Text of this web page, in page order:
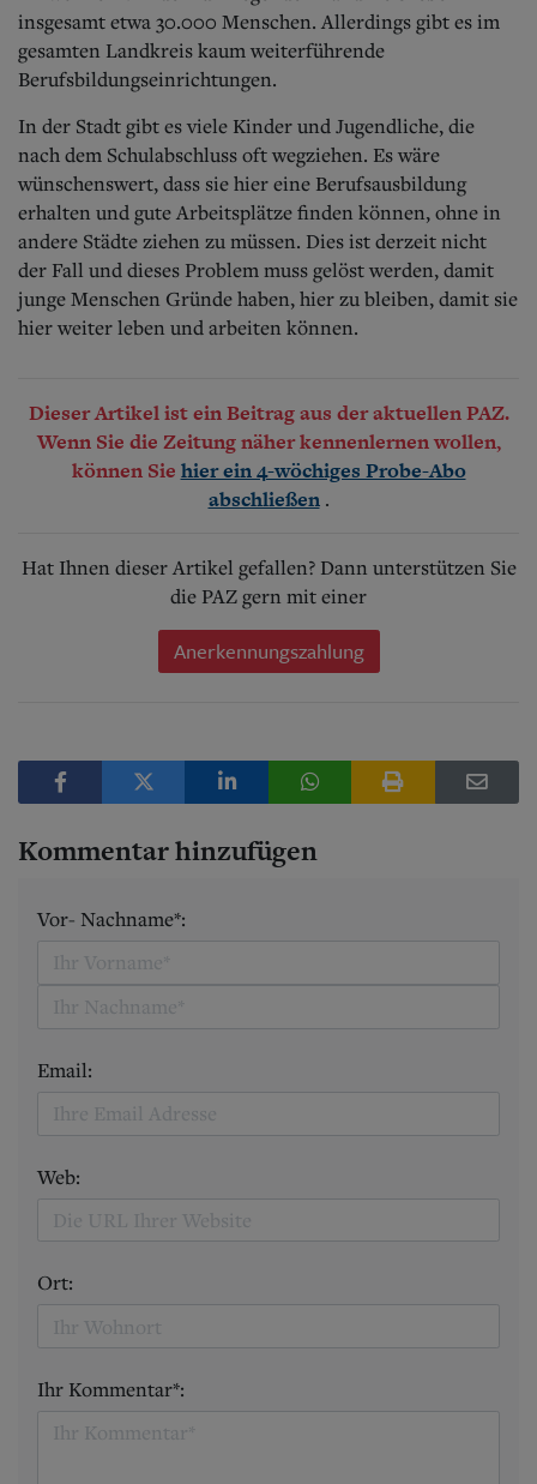
insgesamt etwa 30.000 Menschen. Allerdings gibt es im
gesamten Landkreis kaum weiterführende
Berufsbildungseinrichtungen.
In der Stadt gibt es viele Kinder und Jugendliche, die
nach dem Schulabschluss oft wegziehen. Es wäre
wünschenswert, dass sie hier eine Berufsausbildung
erhalten und gute Arbeitsplätze finden können, ohne in
andere Städte ziehen zu müssen. Dies ist derzeit nicht
der Fall und dieses Problem muss gelöst werden, damit
junge Menschen Gründe haben, hier zu bleiben, damit sie
hier weiter leben und arbeiten können.
Dieser Artikel ist ein Beitrag aus der aktuellen PAZ.
Wenn Sie die Zeitung näher kennenlernen wollen,
können Sie hier ein 4-wöchiges Probe-Abo
abschließen .
Hat Ihnen dieser Artikel gefallen? Dann unterstützen Sie
die PAZ gern mit einer
Anerkennungszahlung
Kommentar hinzufügen
Vor- Nachname*:
Email:
Web:
Ort:
Ihr Kommentar*: